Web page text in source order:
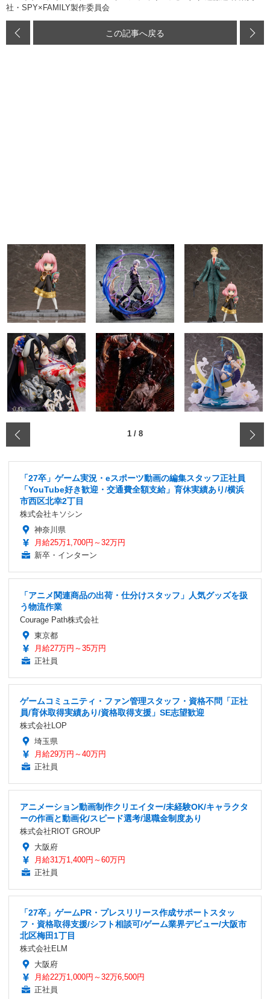
社・SPY×FAMILY製作委員会
この記事へ戻る
1 / 8
「27卒」ゲーム実況・eスポーツ動画の編集スタッフ正社員
「YouTube好き歓迎・交通費全額支給」育休実績あり/横浜
市西区北幸2丁目
株式会社キソシン
神奈川県
月給25万1,700円～32万円
新卒・インターン
「アニメ関連商品の出荷・仕分けスタッフ」人気グッズを扱
う物流作業
Courage Path株式会社
東京都
月給27万円～35万円
正社員
ゲームコミュニティ・ファン管理スタッフ・資格不問「正社
員/育休取得実績あり/資格取得支援」SE志望歓迎
株式会社LOP
埼玉県
月給29万円～40万円
正社員
アニメーション動画制作クリエイター/未経験OK/キャラクタ
ーの作画と動画化/スピード選考/退職金制度あり
株式会社RIOT GROUP
大阪府
月給31万1,400円～60万円
正社員
「27卒」ゲームPR・プレスリリース作成サポートスタッ
フ・資格取得支援/シフト相談可/ゲーム業界デビュー/大阪市
北区梅田1丁目
株式会社ELM
大阪府
月給22万1,000円～32万6,500円
正社員